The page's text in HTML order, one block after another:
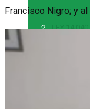
LEY
Francisco Nigro; y